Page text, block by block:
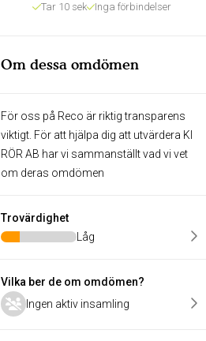
Tar 10 sek Inga förbindelser
Om dessa omdömen
För oss på Reco är riktig transparens
viktigt. För att hjälpa dig att utvärdera KI
RÖR AB har vi sammanställt vad vi vet
om deras omdömen
Trovärdighet
Låg
Vilka ber de om omdömen?
Ingen aktiv insamling